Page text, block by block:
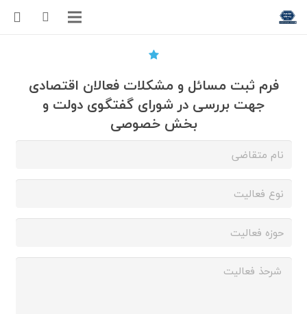
فرم ثبت مسائل و مشکلات فعالان اقتصادی
جهت بررسی در شورای گفتگوی دولت و
بخش خصوصی